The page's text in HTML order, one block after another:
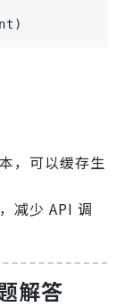
，可以缓存生
减少 API 调
解答